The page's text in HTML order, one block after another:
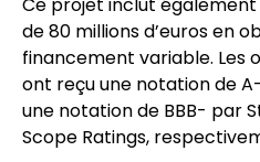
de 80 millions d’euros en
financement variable. Les
ont reçu une notation de
une notation de BBB- par
Scope Ratings,